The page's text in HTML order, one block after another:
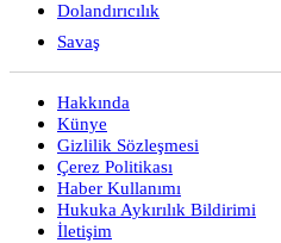
Dolandırıcılık
Savaş
Hakkında
Künye
Gizlilik Sözleşmesi
Çerez Politikası
Haber Kullanımı
Hukuka Aykırılık Bildirimi
İletişim